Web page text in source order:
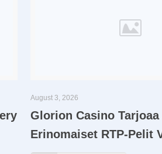
August 3, 2026
Glorion Casino Tarjoaa
Erinomaiset RTP-Pelit